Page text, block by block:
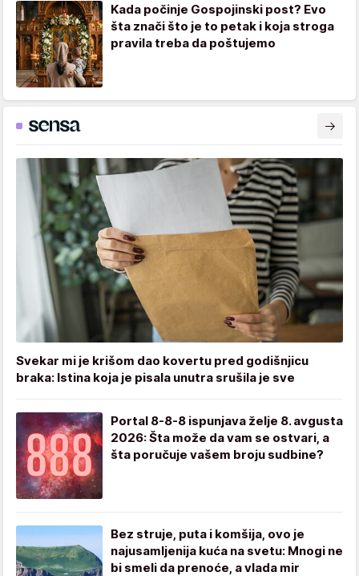
Kada počinje Gospojinski post? Evo
šta znači što je to petak i koja stroga
pravila treba da poštujemo
Svekar mi je krišom dao kovertu pred godišnjicu
braka: Istina koja je pisala unutra srušila je sve
Portal 8-8-8 ispunjava želje 8. avgusta
2026: Šta može da vam se ostvari, a
šta poručuje vašem broju sudbine?
Bez struje, puta i komšija, ovo je
najusamljenija kuća na svetu: Mnogi ne
bi smeli da prenoće, a vlada mir